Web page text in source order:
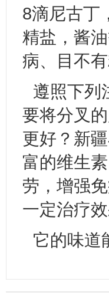
8滴尼古丁
精盐，酱
病、目不
遵照下列
要将分叉
更好？新
富的维生
劳，增强
一定治疗效
它的味道